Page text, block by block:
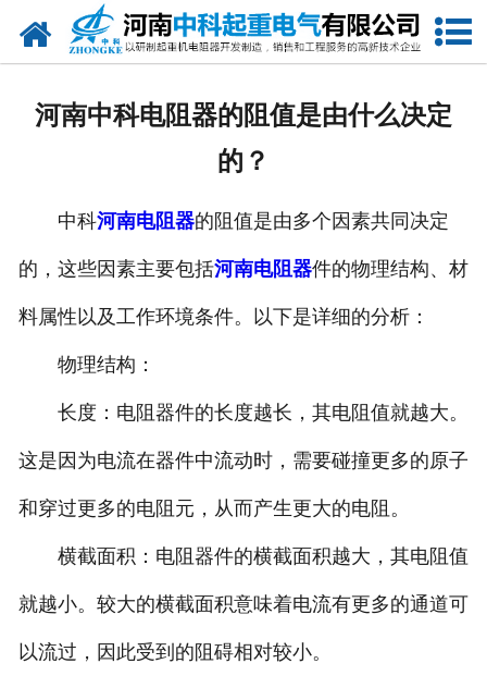
网站首页
公司风采
河南中科电阻器的阻值是由什么决定
的？
中科河南电阻器的阻值是由多个因素共同决定
的，这些因素主要包括河南电阻器件的物理结构、材
料属性以及工作环境条件。以下是详细的分析：
物理结构：
长度：电阻器件的长度越长，其电阻值就越大。
这是因为电流在器件中流动时，需要碰撞更多的原子
和穿过更多的电阻元，从而产生更大的电阻。
横截面积：电阻器件的横截面积越大，其电阻值
就越小。较大的横截面积意味着电流有更多的通道可
以流过，因此受到的阻碍相对较小。